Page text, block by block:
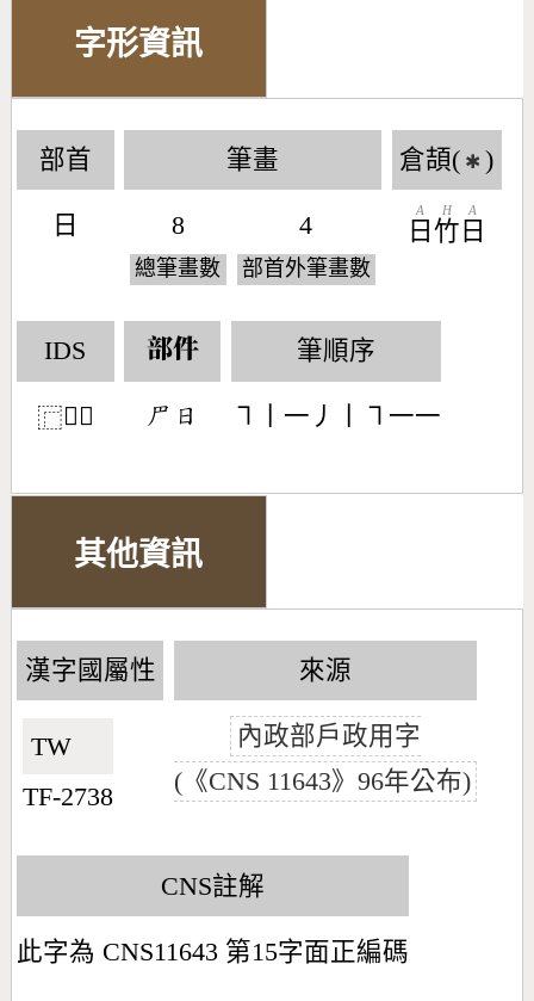
字形資訊
部首
日
筆畫
8
總筆畫數
4
部首外筆畫數
倉頡( ✱ )
日
A
竹
H
日
A
IDS
⿸𠃜日
部件
󶄌󶃐
筆順序
㇕丨一丿丨㇕一一
其他資訊
漢字國屬性
TW🇹🇼
TF-2738
來源
內政部戶政用字
(《CNS 11643》96年公布)
CNS註解
此字為 CNS11643 第15字面正編碼